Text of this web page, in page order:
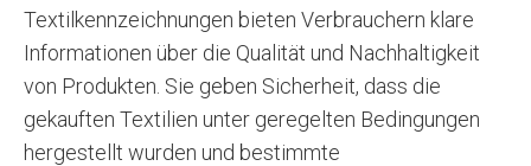
Textilkennzeichnungen bieten Verbrauchern klare
Informationen über die Qualität und Nachhaltigkeit
von Produkten. Sie geben Sicherheit, dass die
gekauften Textilien unter geregelten Bedingungen
hergestellt wurden und bestimmte